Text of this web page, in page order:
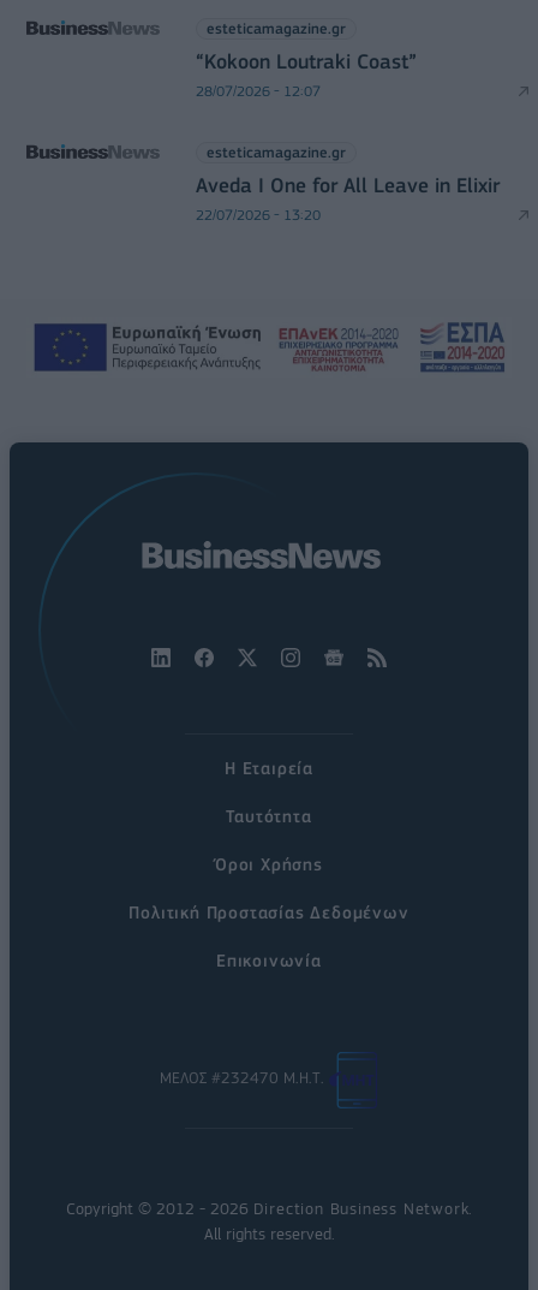
esteticamagazine.gr
“Kokoon Loutraki Coast”
28/07/2026 - 12:07
esteticamagazine.gr
Aveda I One for All Leave in Elixir
22/07/2026 - 13:20
Η Εταιρεία
Ταυτότητα
Όροι Χρήσης
Πολιτική Προστασίας Δεδομένων
Επικοινωνία
ΜΕΛΟΣ #232470 Μ.Η.Τ.
Copyright © 2012 - 2026 Direction Business Network
All rights reserved.